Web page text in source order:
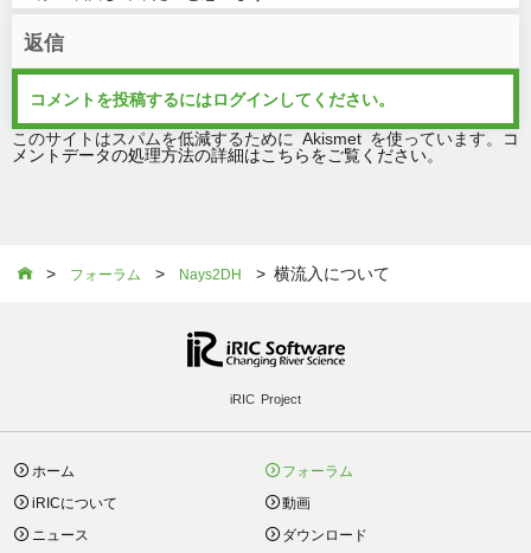
返信
コメントを投稿するにはログイン してください。
このサイトはスパムを低減するために Akismet を使っています。
コ
メントデータの処理方法の詳細はこちらをご覧ください
 > フォーラム > Nays2DH > 横流入について
iRIC Project
ホーム
iRICについて
ニュース
フォーラム
動画
ダウンロード